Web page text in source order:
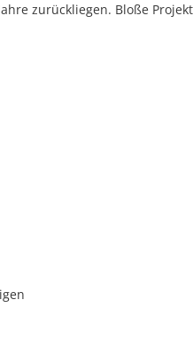
zurückliegen. Bloße